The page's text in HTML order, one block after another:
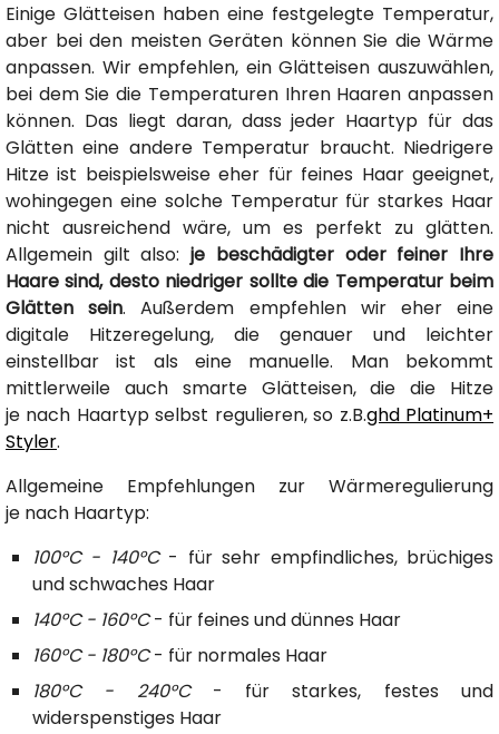
Einige Glätteisen haben eine festgelegte Temperatur,
aber bei den meisten Geräten können Sie die Wärme
anpassen. Wir empfehlen, ein Glätteisen auszuwählen,
bei dem Sie die Temperaturen Ihren Haaren anpassen
können. Das liegt daran, dass jeder Haartyp für das
Glätten eine andere Temperatur braucht. Niedrigere
Hitze ist beispielsweise eher für feines Haar geeignet,
wohingegen eine solche Temperatur für starkes Haar
nicht ausreichend wäre, um es perfekt zu glätten.
Allgemein gilt also:je beschädigter oder feiner Ihre
Haare sind, desto niedriger sollte die Temperatur beim
Glätten sein. Außerdem empfehlen wir eher eine
digitale Hitzeregelung, die genauer und leichter
einstellbar ist als eine manuelle. Man bekommt
mittlerweile auch smarte Glätteisen, die die Hitze
je nach Haartyp selbst regulieren, so z.B.ghd Platinum+
Styler.
Allgemeine Empfehlungen zur Wärmeregulierung
je nach Haartyp:
100°C - 140°C- für sehr empfindliches, brüchiges
und schwaches Haar
140°C - 160°C- für feines und dünnes Haar
160°C - 180°C- für normales Haar
180°C - 240°C- für starkes, festes und
widerspenstiges Haar